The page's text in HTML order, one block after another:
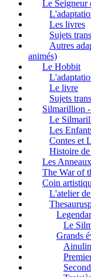
Le Seigneur
Les livres
Sujets
Autres
animés)
Le Hobbit
Le livre
Sujets
Silmarillion -
Le
Les
Contes et
Histoire
Les
The War of
Coin
L'atelier
Le
Grands